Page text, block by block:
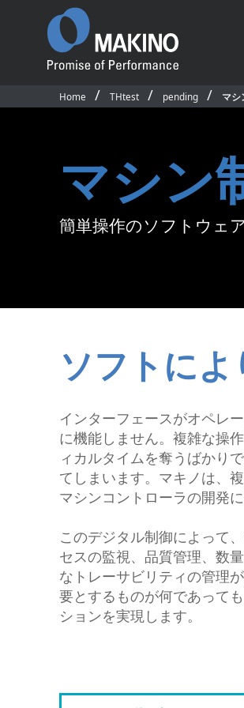
プロダクト
細穴放電加工機
ワイヤ放電加工機
レーザ加工機
i GRINDER（研削）
フライス盤
CAD/CAM・ソフト
沿革
国
国
国
競
求
I R
Home THtest pending マシ
マシン
簡単操作のソフトウェ
ソフトに
インターフェースがオペレ
に機能しません。複雑な操
ィカルタイムを奪うばかり
てしまいます。マキノは、
マシンコントローラの開発
このデジタル制御によって
セスの監視、品質管理、数
なトレーサビリティの管理
要とするものが何であって
ションを実現します。